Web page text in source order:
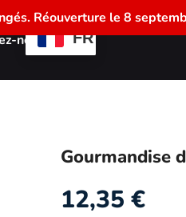
Réouverture le 8
nous FR
Gourmandise
12,35 €